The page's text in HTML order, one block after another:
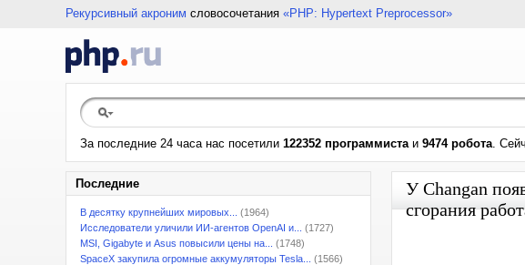
Рекурсивный акроним словосочетания «PHP: Hypertext Preprocessor»
За последние 24 часа нас посетили 122352 программистаи 9474 робота.
Последние
В десятку крупнейших мировых...
(1964)
Исследователи уличили ИИ-агентов OpenAI и...
(1727)
MSI, Gigabyte и Asus повысили цены на...
(1748)
SpaceX закупила огромные аккумуляторы Tesla...
(1566)
У Changan
сгорания